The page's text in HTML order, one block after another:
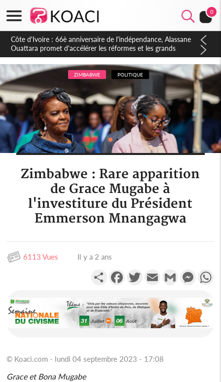
0
Côte d'Ivoire : À Abidjan, Amadou Oury Bah admire le modèle
ivoirien et veut s'en inspirer pour accélérer le développement
de la Guinée
ZIMBABWE POLITIQUE
Zimbabwe : Rare apparition
de Grace Mugabe à
l'investiture du Président
Emmerson Mnangagwa
6113 Vues Il y a 2 ans
PartagerFacebookTwitterEmail Gmail
© Koaci.com - lundi 04 septembre 2023 - 17:08
Grace et Bona Mugabe